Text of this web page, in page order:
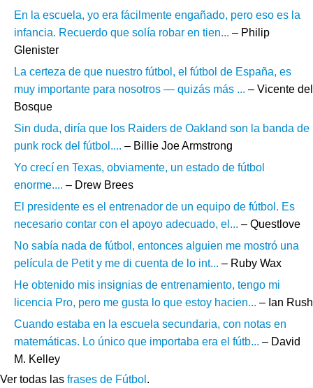
En la escuela, yo era fácilmente engañado, pero eso es la
infancia. Recuerdo que solía robar en tien... – Philip
Glenister
La certeza de que nuestro fútbol, el fútbol de España, es
muy importante para nosotros — quizás más ... – Vicente del
Bosque
Sin duda, diría que los Raiders de Oakland son la banda de
punk rock del fútbol.... – Billie Joe Armstrong
Yo crecí en Texas, obviamente, un estado de fútbol
enorme.... – Drew Brees
El presidente es el entrenador de un equipo de fútbol. Es
necesario contar con el apoyo adecuado, el... – Questlove
No sabía nada de fútbol, ​​entonces alguien me mostró una
película de Petit y me di cuenta de lo int... – Ruby Wax
He obtenido mis insignias de entrenamiento, tengo mi
licencia Pro, pero me gusta lo que estoy hacien... – Ian Rush
Cuando estaba en la escuela secundaria, con notas en
matemáticas. Lo único que importaba era el fútb... – David
M. Kelley
Ver todas las frases de Fútbol .